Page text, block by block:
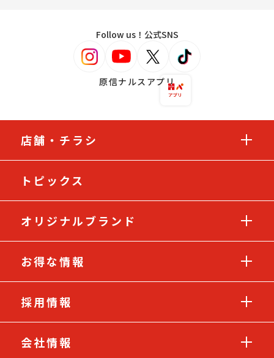
Follow us！公式SNS
原信ナルスアプリ
店舗・チラシ
トピックス
オリジナルブランド
お得な情報
採用情報
会社情報